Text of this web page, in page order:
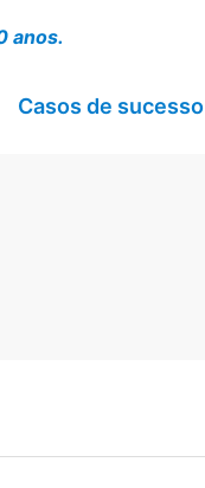
anos.
Casos de sucesso